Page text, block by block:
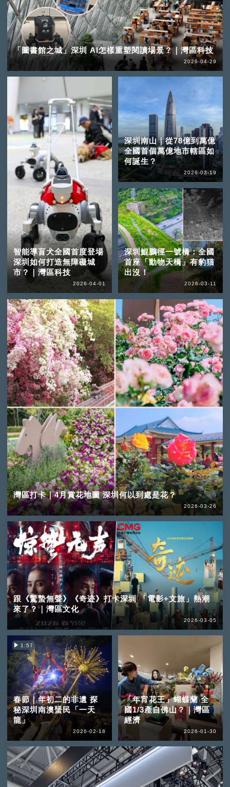
「圖書館之城」深圳 AI怎樣重塑閱讀場景？｜灣區科技
2026-04-29
智能導盲犬全國首度登場
深圳如何打造無障礙城
市？｜灣區科技
2026-04-01
灣區打卡｜4月賞花地圖 深圳何以到處是花？
2026-03-26
深圳南山｜從78億到萬億
全國首個萬億地市轄區如
何誕生？
2026-03-19
深圳鯤鵬徑一號橋：全國
首座「動物天橋」有豹猫
出沒！
2026-03-11
跟《驚蟄無聲》《奇迹》打卡深圳 「電影+文旅」熱潮
來了？｜灣區文化
2026-03-05
1:57
春節｜年初二的非遺 探
秘深圳南澳蜑民「一天
龍」
2026-02-18
「年宵花王」蝴蝶蘭 全
國1/3產自佛山？｜灣區
經濟
2026-01-30